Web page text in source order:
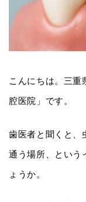
こんにちは。三重
腔医院」です。
歯医者と聞くと、
通う場所、という
ょうか。